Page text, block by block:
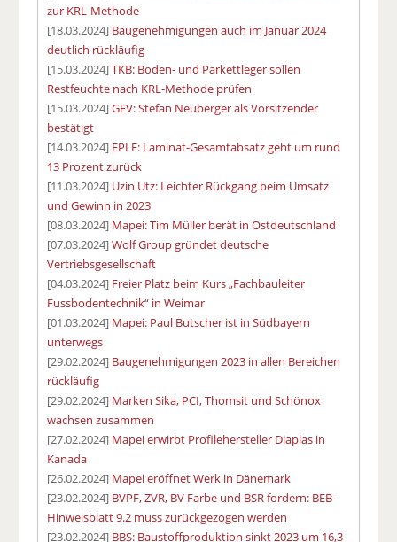
zur KRL-Methode
[18.03.2024] Baugenehmigungen auch im Januar 2024
deutlich rückläufig
[15.03.2024]TKB: Boden- und Parkettleger sollen
Restfeuchte nach KRL-Methode prüfen
[15.03.2024]GEV: Stefan Neuberger als Vorsitzender
bestätigt
[14.03.2024] EPLF: Laminat-Gesamtabsatz geht um rund
13 Prozent zurück
[11.03.2024] Uzin Utz: Leichter Rückgang beim Umsatz
und Gewinn in 2023
[08.03.2024] Mapei: Tim Müller berät in Ostdeutschland
[07.03.2024]Wolf Group gründet deutsche
Vertriebsgesellschaft
[04.03.2024] Freier Platz beim Kurs „Fachbauleiter
Fussbodentechnik“ in Weimar
[01.03.2024] Mapei: Paul Butscher ist in Südbayern
unterwegs
[29.02.2024] Baugenehmigungen 2023 in allen Bereichen
rückläufig
[29.02.2024] Marken Sika, PCI, Thomsit und Schönox
wachsen zusammen
[27.02.2024] Mapei erwirbt Profilehersteller Diaplas in
Kanada
[26.02.2024] Mapei eröffnet Werk in Dänemark
[23.02.2024] BVPF, ZVR, BV Farbe und BSR fordern: BEB-
Hinweisblatt 9.2 muss zurückgezogen werden
[23.02.2024] BBS: Baustoffproduktion sinkt 2023 um 16,3